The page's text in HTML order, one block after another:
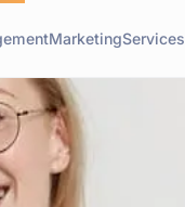
MarketingServices